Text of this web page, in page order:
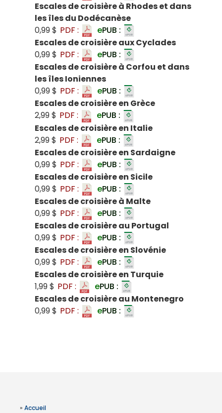
Escales de croisière à Rhodes et dans
les îles du Dodécanèse
0,99 $ PDF : ePUB :
Escales de croisière aux Cyclades
0,99 $ PDF : ePUB :
Escales de croisière à Corfou et dans
les îles Ioniennes
0,99 $ PDF : ePUB :
Escales de croisière en Grèce
2,99 $ PDF : ePUB :
Escales de croisière en Italie
2,99 $ PDF : ePUB :
Escales de croisière en Sardaigne
0,99 $ PDF : ePUB :
Escales de croisière en Sicile
0,99 $ PDF : ePUB :
Escales de croisière à Malte
0,99 $ PDF : ePUB :
Escales de croisière au Portugal
0,99 $ PDF : ePUB :
Escales de croisière en Slovénie
0,99 $ PDF : ePUB :
Escales de croisière en Turquie
1,99 $ PDF : ePUB :
Escales de croisière au Montenegro
0,99 $ PDF : ePUB :
» Accueil